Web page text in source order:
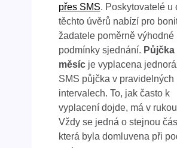
přes SMS. Poskytovatelé u
těchto úvěrů nabízí pro
žadatele poměrně výhodné
podmínky sjednání. Půjčka
měsíc je vyplacena
SMS půjčka v pravidelných
intervalech. To, jak často k
vyplacení dojde, má v
Vždy se jedná o stejnou
která byla domluvena při